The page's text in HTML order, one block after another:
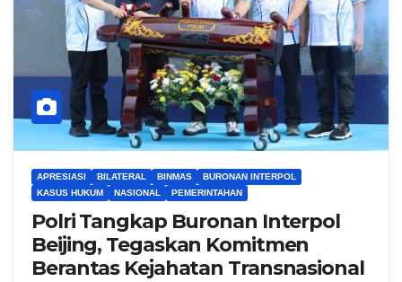
APRESIASI BILATERAL BINMAS
BURONAN INTERPOL
KASUS HUKUM
NASIONAL PEMERINTAHAN
Polri Tangkap Buronan Interpol
Beijing, Tegaskan Komitmen
Berantas Kejahatan Transnasional